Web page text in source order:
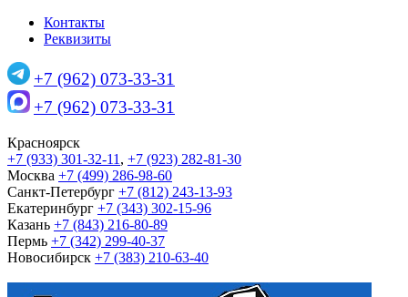
Контакты
Реквизиты
+7 (962) 073-33-31
+7 (962) 073-33-31
Красноярск
+7 (933) 301-32-11 , +7 (923) 282-81-30
Москва +7 (499) 286-98-60
Санкт-Петербург +7 (812) 243-13-93
Екатеринбург +7 (343) 302-15-96
Казань +7 (843) 216-80-89
Пермь +7 (342) 299-40-37
Новосибирск +7 (383) 210-63-40